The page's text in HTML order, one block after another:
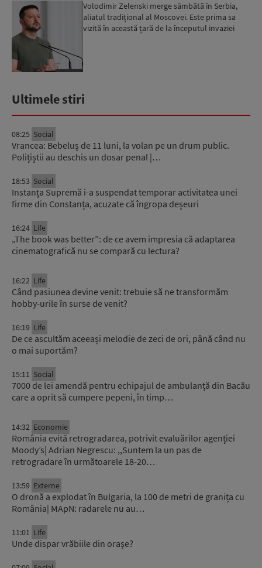
Volodimir Zelenski merge sâmbătă în Serbia,
aliatul tradițional al Moscovei. Este prima sa
vizită în această țară de la începutul invaziei
Ultimele stiri
08:25 Social
Vrancea: Bebeluș de 11 luni, la volan pe un drum public.
Polițiștii au deschis un dosar penal |…
18:53 Social
Instanța Supremă i-a suspendat temporar activitatea unei
firme din Constanța, acuzate că îngropa deșeuri
16:24 Life
„The book was better”: de ce avem impresia că adaptarea
cinematografică nu se compară cu lectura?
16:22 Life
Când pasiunea devine venit: trebuie să ne transformăm
hobby-urile în surse de venit?
16:19 Life
De ce ascultăm aceeași melodie de zeci de ori, până când nu
o mai suportăm?
15:11 Social
7000 de lei amendă pentru echipajul de ambulanță din Bacău
care a oprit să cumpere pepeni, în timp…
14:32 Economie
România evită retrogradarea, potrivit evaluărilor agenției
Moody’s| Adrian Negrescu: ,,Suntem la un pas de
retrogradare în următoarele 18-20…
13:59 Externe
O dronă a explodat în Bulgaria, la 100 de metri de granița cu
România| MApN: radarele nu au…
11:01 Life
Unde dispar vrăbiile din orașe?